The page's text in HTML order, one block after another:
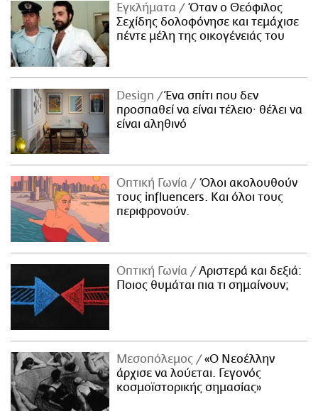
Εγκλήματα
Όταν ο Θεόφιλος
Σεχίδης δολοφόνησε και τεμάχισε
πέντε μέλη της οικογένειάς του
Design
Ένα σπίτι που δεν
προσπαθεί να είναι τέλειο· θέλει να
είναι αληθινό
Οπτική Γωνία
Όλοι ακολουθούν
τους influencers. Και όλοι τους
περιφρονούν.
Οπτική Γωνία
Αριστερά και δεξιά:
Ποιος θυμάται πια τι σημαίνουν;
Μεσοπόλεμος
«Ο Νεοέλλην
άρχισε να λούεται. Γεγονός
κοσμοϊστορικής σημασίας»